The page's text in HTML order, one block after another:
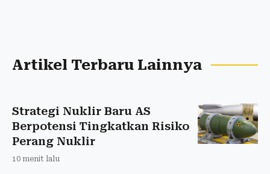
Artikel Terbaru Lainnya
Strategi Nuklir Baru AS
Berpotensi Tingkatkan Risiko
Perang Nuklir
10 menit lalu